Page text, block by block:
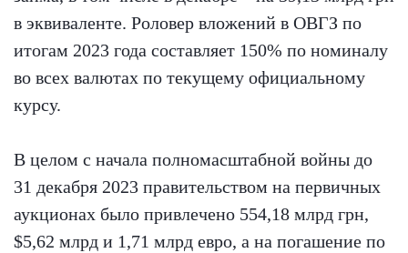
в эквиваленте. Роловер вложений в ОВГЗ по
итогам 2023 года составляет 150% по номиналу
во всех валютах по текущему официальному
курсу.
В целом с начала полномасштабной войны до
31 декабря 2023 правительством на первичных
аукционах было привлечено 554,18 млрд грн,
$5,62 млрд и 1,71 млрд евро, а на погашение по